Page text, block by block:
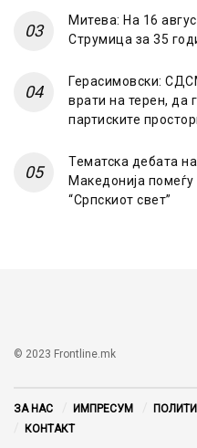
Митева: На 16
Струмица за 35
Герасимовски:
врати на терен, да
партиските
Тематска дебата
Македонија помеѓу
“Српскиот свет”
© 2023 Frontline.mk
ЗА НАС ИМПРЕСУМ
КОНТАКТ